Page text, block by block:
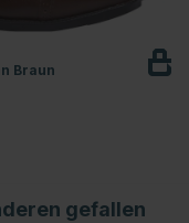
Braun
gefallen